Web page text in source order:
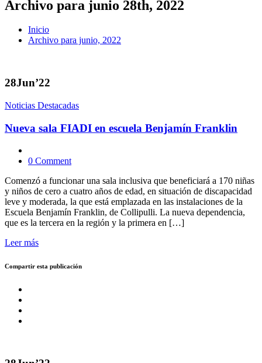
Archivo para junio 28th, 2022
Inicio
Archivo para junio, 2022
28Jun’22
Noticias Destacadas
Nueva sala FIADI en escuela Benjamín Franklin
0 Comment
Comenzó a funcionar una sala inclusiva que beneficiará a 170 niñas
y niños de cero a cuatro años de edad, en situación de discapacidad
leve y moderada, la que está emplazada en las instalaciones de la
Escuela Benjamín Franklin, de Collipulli. La nueva dependencia,
que es la tercera en la región y la primera en […]
Leer más
Compartir esta publicación